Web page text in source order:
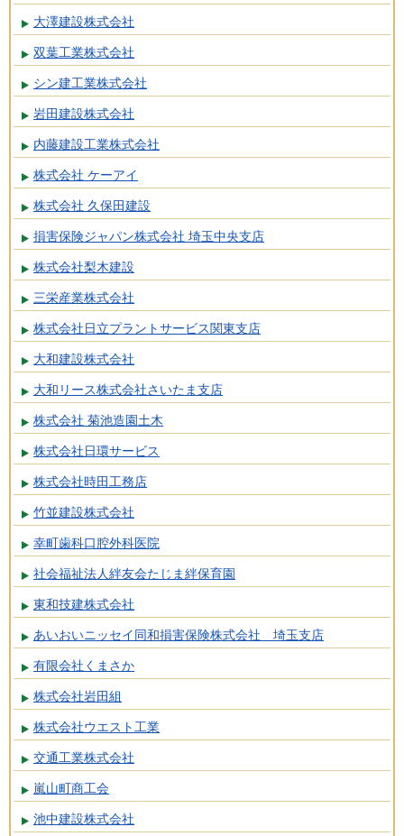
大澤建設株式会社
双葉工業株式会社
シン建工業株式会社
岩田建設株式会社
内藤建設工業株式会社
株式会社 ケーアイ
株式会社 久保田建設
損害保険ジャパン株式会社 埼玉中央支店
株式会社梨木建設
三栄産業株式会社
株式会社日立プラントサービス関東支店
大和建設株式会社
大和リース株式会社さいたま支店
株式会社 菊池造園土木
株式会社日環サービス
株式会社時田工務店
竹並建設株式会社
幸町歯科口腔外科医院
社会福祉法人絆友会たじま絆保育園
東和技建株式会社
あいおいニッセイ同和損害保険株式会社 埼玉支店
有限会社くまさか
株式会社岩田組
株式会社ウエスト工業
交通工業株式会社
嵐山町商工会
池中建設株式会社